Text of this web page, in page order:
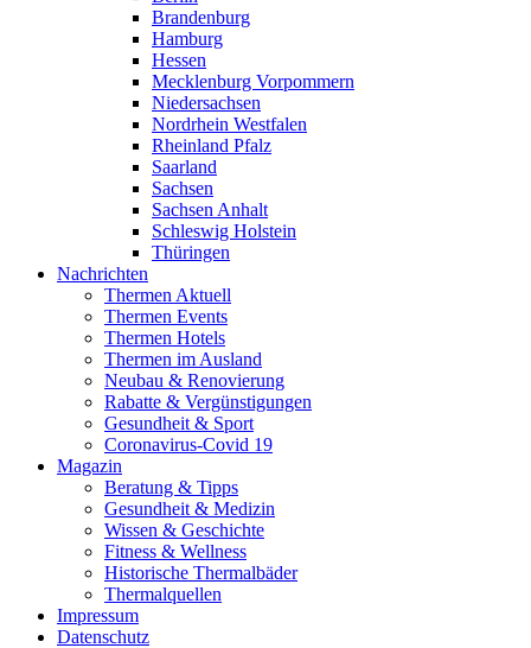
Brandenburg
Hamburg
Hessen
Mecklenburg Vorpommern
Niedersachsen
Nordrhein Westfalen
Rheinland Pfalz
Saarland
Sachsen
Sachsen Anhalt
Schleswig Holstein
Thüringen
Nachrichten
Thermen Aktuell
Thermen Events
Thermen Hotels
Thermen im Ausland
Neubau & Renovierung
Rabatte & Vergünstigungen
Gesundheit & Sport
Coronavirus-Covid 19
Magazin
Beratung & Tipps
Gesundheit & Medizin
Wissen & Geschichte
Fitness & Wellness
Historische Thermalbäder
Thermalquellen
Impressum
Datenschutz